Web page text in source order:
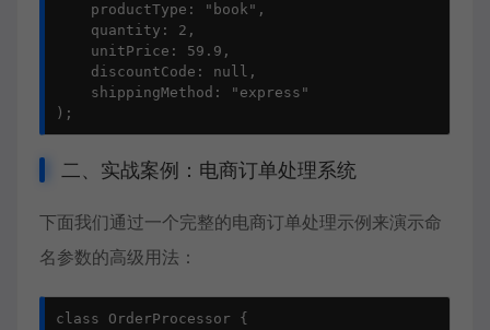
    productType: "book",
    quantity: 2,
    unitPrice: 59.9,
    discountCode: null,
    shippingMethod: "express"
);
二、实战案例：电商订单处理系统
下面我们通过一个完整的电商订单处理示例来演示命
名参数的高级用法：
class OrderProcessor {